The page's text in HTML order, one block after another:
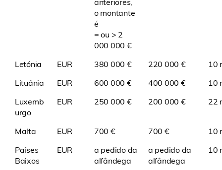
anteriores,
o montante
é
= ou > 2
000 000 €
Letónia
EUR 380 000 € 220 000 €
10
Lituânia
EUR 600 000 € 400 000 €
10
Luxemb
urgo
EUR 250 000 € 200 000 € 22
Malta EUR 700 € 700 €
10
Países
Baixos
EUR
a pedido da
alfândega
a pedido da
alfândega
10